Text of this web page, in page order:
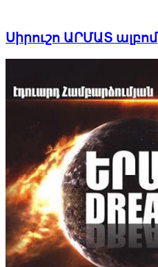
Սիրուշո ԱՐՄԱՏ ալբոմ